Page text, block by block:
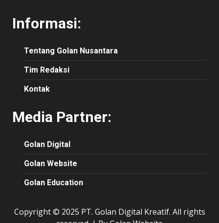
Informasi:
Tentang Golan Nusantara
Tim Redaksi
Kontak
Media Partner:
Golan Digital
Golan Website
Golan Education
Copyright © 2025 PT. Golan Digital Kreatif. All rights